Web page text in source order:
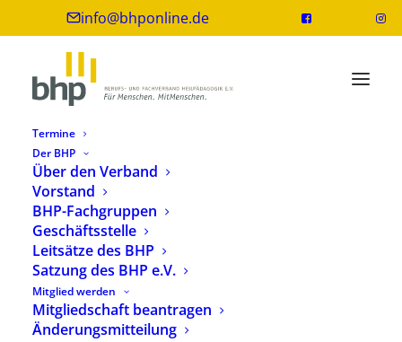
info@bhponline.de
Termine
Der BHP
Über den Verband
Vorstand
BHP-Fachgruppen
Geschäftsstelle
Leitsätze des BHP
Satzung des BHP e.V.
Mitglied werden
Mitgliedschaft beantragen
Änderungsmitteilung
Tarifinformationen für
HeilpädagogInnen
24. Mai 2023 1 Minute